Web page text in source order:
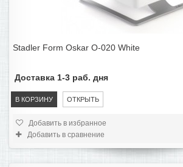
Stadler Form Oskar O-020 White
В КОРЗИНУ ОТКРЫТЬ
Доставка 1-3 раб. дня
Добавить в избранное
Добавить в сравнение